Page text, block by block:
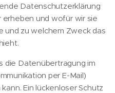
Datenschutzerklärung
und wofür wir sie
und zu welchem Zweck das
die Datenübertragung im
per E-Mail)
Ein lückenloser Schutz